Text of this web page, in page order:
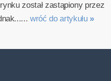
został zastąpiony przez
wróć do artykułu »